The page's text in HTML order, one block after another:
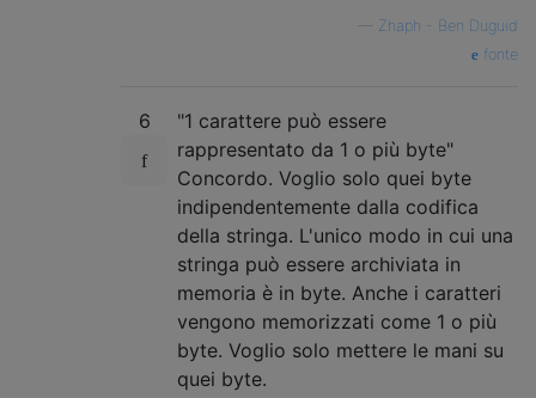
Zhaph - Ben Duguid
fonte
6
"1 carattere può essere
rappresentato da 1 o più byte"
Concordo. Voglio solo quei byte
indipendentemente dalla codifica
della stringa. L'unico modo in cui una
stringa può essere archiviata in
memoria è in byte. Anche i caratteri
vengono memorizzati come 1 o più
byte. Voglio solo mettere le mani su
quei byte.